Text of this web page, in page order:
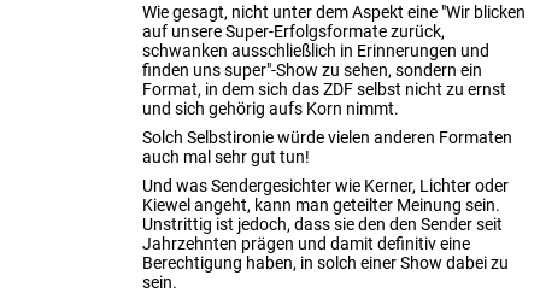
Wie gesagt, nicht unter dem Aspekt eine "Wir blicken
auf unsere Super-Erfolgsformate zurück,
schwanken ausschließlich in Erinnerungen und
finden uns super"-Show zu sehen, sondern ein
Format, in dem sich das ZDF selbst nicht zu ernst
und sich gehörig aufs Korn nimmt.
Solch Selbstironie würde vielen anderen Formaten
auch mal sehr gut tun!
Und was Sendergesichter wie Kerner, Lichter oder
Kiewel angeht, kann man geteilter Meinung sein.
Unstrittig ist jedoch, dass sie den den Sender seit
Jahrzehnten prägen und damit definitiv eine
Berechtigung haben, in solch einer Show dabei zu
sein.